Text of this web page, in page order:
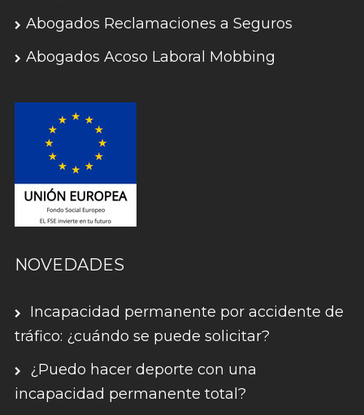
Abogados Reclamaciones a Seguros
Abogados Acoso Laboral Mobbing
NOVEDADES
Incapacidad permanente por accidente de
tráfico: ¿cuándo se puede solicitar?
¿Puedo hacer deporte con una
incapacidad permanente total?